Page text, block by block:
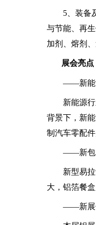
5、装备及
与节能、再
加剂、熔剂
展会亮点
——新能源
新能源行业
背景下，新
制汽车零配
——新包装
新型易拉罐
大，铝箔餐
——新展馆